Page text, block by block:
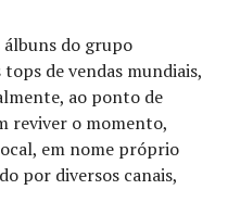
álbuns do grupo
de vendas mundiais,
ao ponto de
reviver o momento,
em nome próprio
por diversos canais,